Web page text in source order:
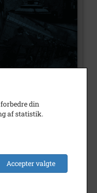
din
af statistik.
Accepter valgte